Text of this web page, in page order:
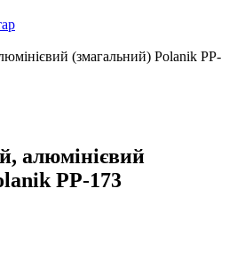
(змагальний) Polanik PP-
алюмінієвий
PP-173